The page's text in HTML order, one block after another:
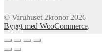
© Varuhuset 2kronor 2026
Byggt med WooCommerce.